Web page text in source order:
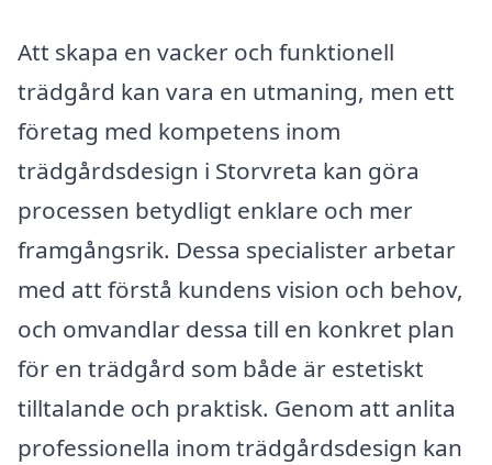
Att skapa en vacker och funktionell
trädgård kan vara en utmaning, men ett
företag med kompetens inom
trädgårdsdesign i Storvreta kan göra
processen betydligt enklare och mer
framgångsrik. Dessa specialister arbetar
med att förstå kundens vision och behov,
och omvandlar dessa till en konkret plan
för en trädgård som både är estetiskt
tilltalande och praktisk. Genom att anlita
professionella inom trädgårdsdesign kan